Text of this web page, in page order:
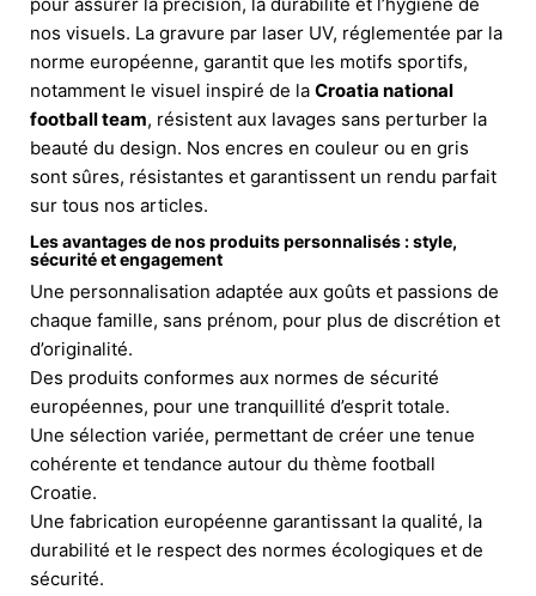
nos visuels. La gravure par laser UV, réglementée par la
norme européenne, garantit que les motifs sportifs,
notamment le visuel inspiré de la Croatia national
football team, résistent aux lavages sans perturber la
beauté du design. Nos encres en couleur ou en gris
sont sûres, résistantes et garantissent un rendu parfait
sur tous nos articles.
Les avantages de nos produits personnalisés : style,
sécurité et engagement
Une personnalisation adaptée aux goûts et passions de
chaque famille, sans prénom, pour plus de discrétion et
d’originalité.
Des produits conformes aux normes de sécurité
européennes, pour une tranquillité d’esprit totale.
Une sélection variée, permettant de créer une tenue
cohérente et tendance autour du thème football
Croatie.
Une fabrication européenne garantissant la qualité, la
durabilité et le respect des normes écologiques et de
sécurité.